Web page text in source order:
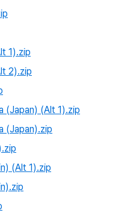
1).zip
2).zip
(Japan) (Alt 1).zip
(Japan).zip
(Alt 1).zip